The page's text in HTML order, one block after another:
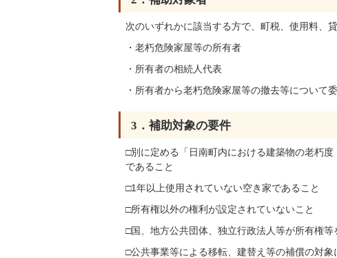
次のいずれかに該当する方で、町税、使用料、
・老朽危険家屋等の所有者
・所有者の相続人代表
・所有者から老朽危険家屋等の撤去等について
3．補助対象の要件
□別に定める「日南町内における建築物の老朽
であること
□1年以上使用されていない空き家であること
□所有権以外の権利が設定されていないこと
□国、地方公共団体、独立行政法人等が所有権等
□公共事業等による移転、建替え等の補償の対象